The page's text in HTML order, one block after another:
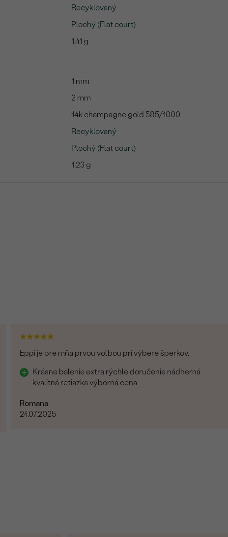
Recyklovaný
Plochý (Flat court)
1.41 g
1 mm
2 mm
14k champagne gold 585/1000
Recyklovaný
Plochý (Flat court)
1.23 g
Eppi je pre mňa prvou voľbou pri výbere šperkov.
Krásne balenie extra rýchle doručenie nádherná
kvalitná retiazka výborná cena
Romana
24.07.2025